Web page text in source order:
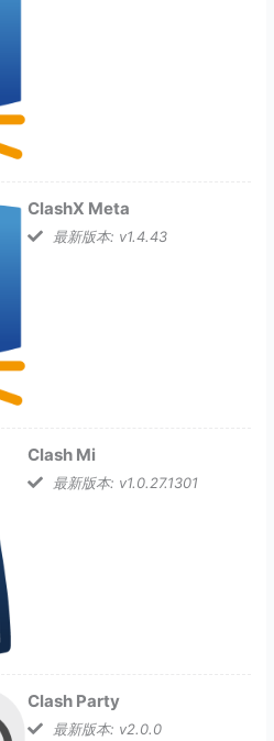
ClashX Meta
最新版本: v1.4.43
Clash Mi
最新版本: v1.0.27.1301
Clash Party
最新版本: v2.0.0